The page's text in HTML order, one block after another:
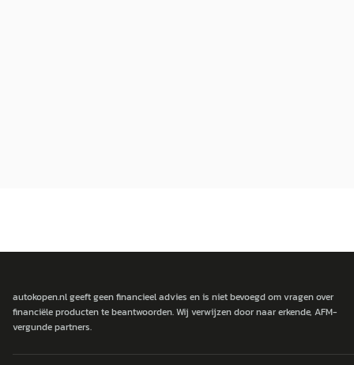
autokopen.nl geeft geen financieel advies en is niet bevoegd om vragen over
financiële producten te beantwoorden. Wij verwijzen door naar erkende, AFM-
vergunde partners.